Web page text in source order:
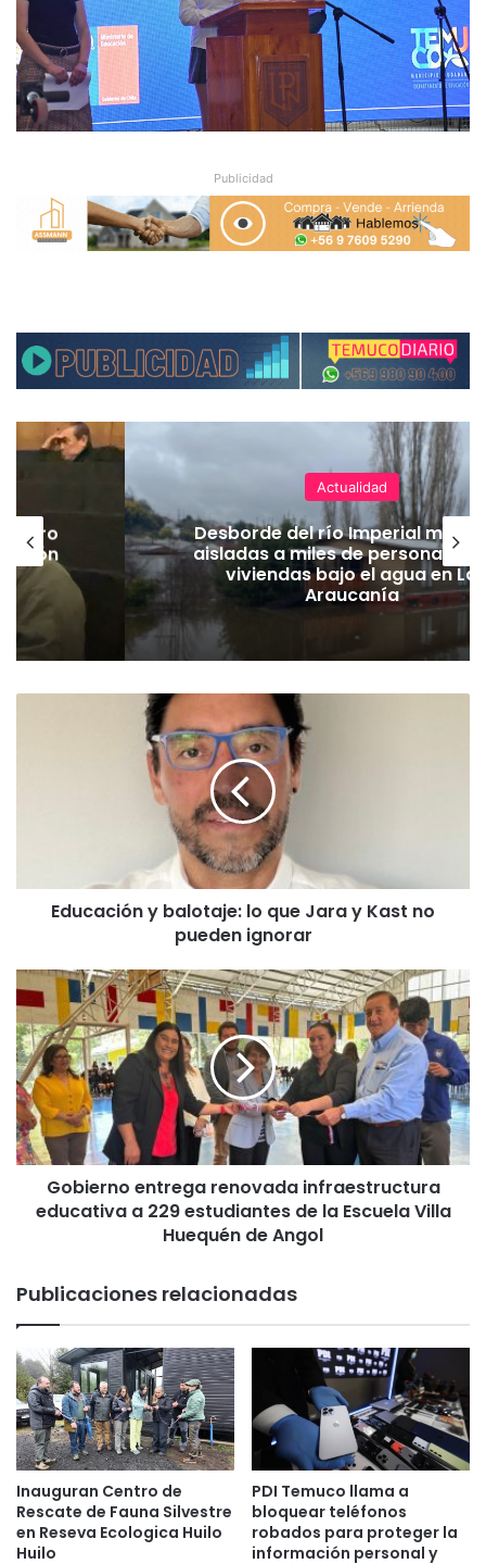
Publicidad
Actualidad
Desborde del río Imperial
aisladas a miles de personas y
viviendas bajo el agua en La
Araucanía
n
o
t
a
j
e
:
l
o
r
a
K
a
s
t
n
p
u
e
Educación y balotaje: lo que Jara y Kast no
pueden ignorar
o
b
i
e
r
n
o
e
a
r
n
o
v
a
d
a
i
n
f
Gobierno entrega renovada infraestructura
educativa a 229 estudiantes de la Escuela Villa
Huequén de Angol
Publicaciones relacionadas
Inauguran Centro de
Rescate de Fauna Silvestre
en Reseva Ecologica Huilo
Huilo
PDI Temuco llama a
bloquear teléfonos
robados para proteger la
información personal y